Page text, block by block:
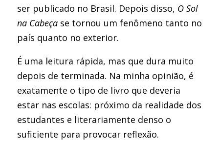
ser publicado no Brasil. Depois disso, O Sol
na Cabeça se tornou um fenômeno tanto no
país quanto no exterior.
É uma leitura rápida, mas que dura muito
depois de terminada. Na minha opinião, é
exatamente o tipo de livro que deveria
estar nas escolas: próximo da realidade dos
estudantes e literariamente denso o
suficiente para provocar reflexão.